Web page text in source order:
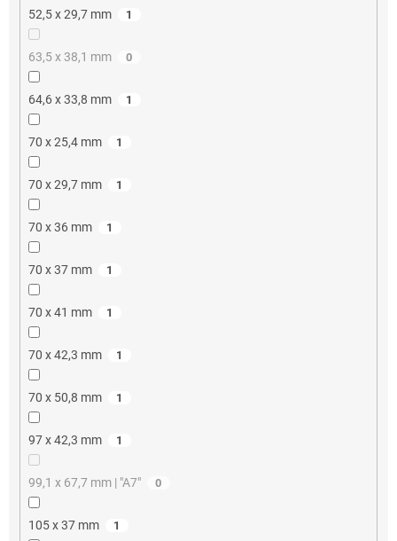
52,5 x 29,7 mm 1
63,5 x 38,1 mm 0
64,6 x 33,8 mm 1
70 x 25,4 mm 1
70 x 29,7 mm 1
70 x 36 mm 1
70 x 37 mm 1
70 x 41 mm 1
70 x 42,3 mm 1
70 x 50,8 mm 1
97 x 42,3 mm 1
99,1 x 67,7 mm | "A7" 0
105 x 37 mm 1